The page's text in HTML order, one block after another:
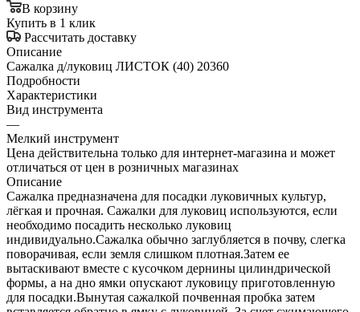
В корзину
Купить в 1 клик
Рассчитать доставку
Описание
Сажалка д/луковиц ЛИСТОК (40) 20360
Подробности
Характеристики
Вид инструмента
—
Мелкий инструмент
Цена действительна только для интернет-магазина и может
отличаться от цен в розничных магазинах
Описание
Сажалка предназначена для посадки луковичных культур,
лёгкая и прочная. Сажалки для луковиц используются, если
необходимо посадить несколько луковиц
индивидуально.Сажалка обычно заглубляется в почву, слегка
поворачивая, если земля слишком плотная.Затем ее
вытаскивают вместе с кусочком дернины цилиндрической
формы, а на дно ямки опускают луковицу приготовленную
для посадки.Вынутая сажалкой почвенная пробка затем